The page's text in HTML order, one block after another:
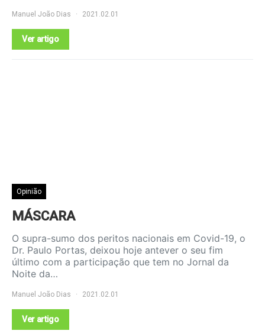
Manuel João Dias 2021.02.01
Ver artigo
Opinião
MÁSCARA
O supra-sumo dos peritos nacionais em Covid-19, o
Dr. Paulo Portas, deixou hoje antever o seu fim
último com a participação que tem no Jornal da
Noite da…
Manuel João Dias 2021.02.01
Ver artigo